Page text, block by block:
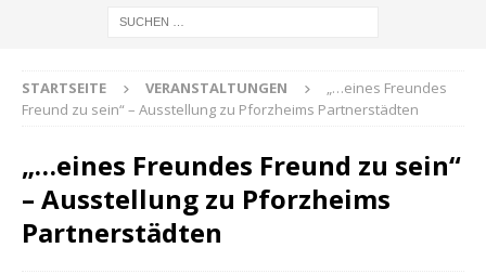
STARTSEITE VERANSTALTUNGEN
„…eines Freundes
Freund zu sein“ – Ausstellung zu Pforzheims Partnerstädten
„…eines Freundes Freund zu sein“
– Ausstellung zu Pforzheims
Partnerstädten